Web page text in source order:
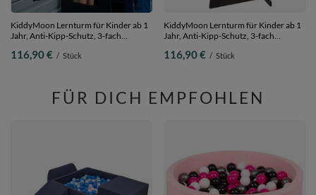
KiddyMoon Lernturm für Kinder ab 1
Jahr, Anti-Kipp-Schutz, 3-fach
Montessori Küchenhelfer, Schwarz,
116,90 € / Stück
KiddyMoon Lernturm für Kinder ab 1
Jahr, Anti-Kipp-Schutz, 3-fach
Montessori Küchenhelfer,
116,90 € / Stück
FÜR DICH EMPFOHLEN